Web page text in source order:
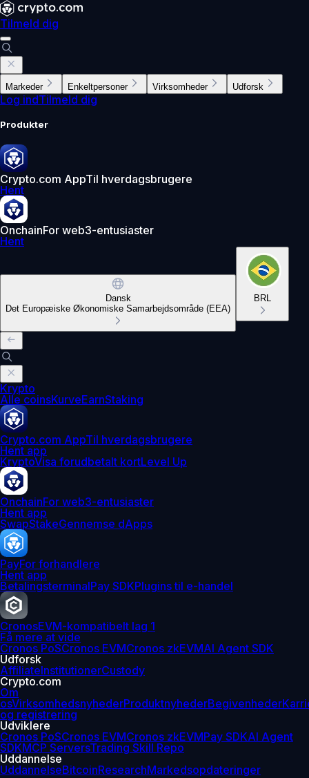
Tilmeld dig
Markeder Enkeltpersoner Virksomheder Udforsk
Log indTilmeld dig
Produkter
Crypto.com AppTil hverdagsbrugere
Hent
OnchainFor web3-entusiaster
Hent
Dansk
Det Europæiske Økonomiske Samarbejdsområde (EEA)
BRL
Krypto
Alle coinsKurveEarnStaking
Crypto.com AppTil hverdagsbrugere
Hent app
KryptoVisa forudbetalt kortLevel Up
OnchainFor web3-entusiaster
Hent app
SwapStakeGennemse dApps
PayFor forhandlere
Hent app
BetalingsterminalPay SDKPlugins til e-handel
CronosEVM-kompatibelt lag 1
Få mere at vide
Cronos PoSCronos EVMCronos zkEVMAI Agent SDK
Udforsk
AffiliateInstitutionerCustody
Crypto.com
Om
osVirksomhedsnyhederProduktnyhederBegivenheder
og registrering
Udviklere
Cronos PoSCronos EVMCronos zkEVMPay SDKAI Agent
SDKMCP ServersTrading Skill Repo
Uddannelse
UddannelseBitcoinResearchMarkedsopdateringer